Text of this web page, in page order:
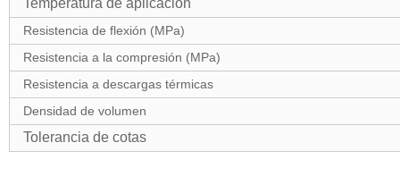
Temperatura de aplicación
Resistencia de flexión (MPa)
Resistencia a la compresión (MPa)
Resistencia a descargas térmicas
Densidad de volumen
Tolerancia de cotas